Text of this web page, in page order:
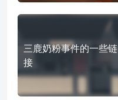
三鹿奶粉事件的一些链
接